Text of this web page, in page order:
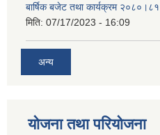
बार्षिक बजेट तथा कार्यक्रम २०८०।८१
मिति: 07/17/2023 - 16:09
अन्य
योजना तथा परियोजना